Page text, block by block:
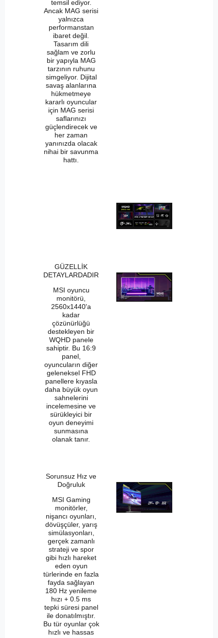
temsil ediyor.
Ancak MAG serisi
yalnızca
performanstan
ibaret değil.
Tasarım dili
sağlam ve zorlu
bir yapıyla MAG
tarzının ruhunu
simgeliyor. Dijital
savaş alanlarına
hükmetmeye
kararlı oyuncular
için MAG serisi
saflarınızı
güçlendirecek ve
her zaman
yanınızda olacak
nihai bir savunma
hattı.
GÜZELLİK
DETAYLARDADIR
MSI oyuncu
monitörü,
2560x1440'a
kadar
çözünürlüğü
destekleyen bir
WQHD panele
sahiptir. Bu 16:9
panel,
oyuncuların diğer
geleneksel FHD
panellere kıyasla
daha büyük oyun
sahnelerini
incelemesine ve
sürükleyici bir
oyun deneyimi
sunmasına
olanak tanır.
Sorunsuz Hız ve
Doğruluk
MSI Gaming
monitörler,
nişancı oyunları,
dövüşçüler, yarış
simülasyonları,
gerçek zamanlı
strateji ve spor
gibi hızlı hareket
eden oyun
türlerinde en fazla
fayda sağlayan
180 Hz yenileme
hızı + 0.5 ms
tepki süresi panel
ile donatılmıştır.
Bu tür oyunlar çok
hızlı ve hassas